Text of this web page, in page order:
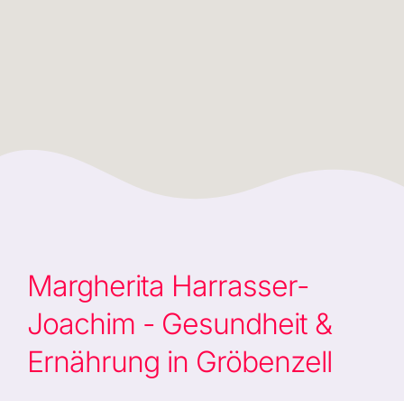
Margherita Harrasser-
Joachim - Gesundheit &
Ernährung in Gröbenzell